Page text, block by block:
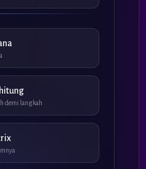
demi langkah